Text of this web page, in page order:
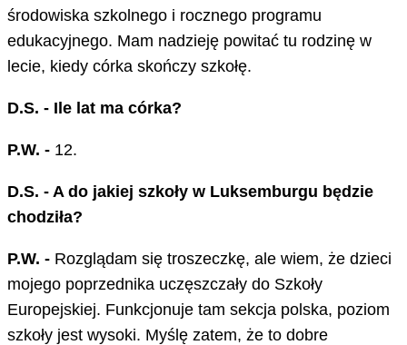
środowiska szkolnego i rocznego programu
edukacyjnego. Mam nadzieję powitać tu rodzinę w
lecie, kiedy córka skończy szkołę.
D.S. - Ile lat ma córka?
P.W. - 12.
D.S. - A do jakiej szkoły w Luksemburgu będzie
chodziła?
P.W. - Rozglądam się troszeczkę, ale wiem, że dzieci
mojego poprzednika uczęszczały do Szkoły
Europejskiej. Funkcjonuje tam sekcja polska, poziom
szkoły jest wysoki. Myślę zatem, że to dobre